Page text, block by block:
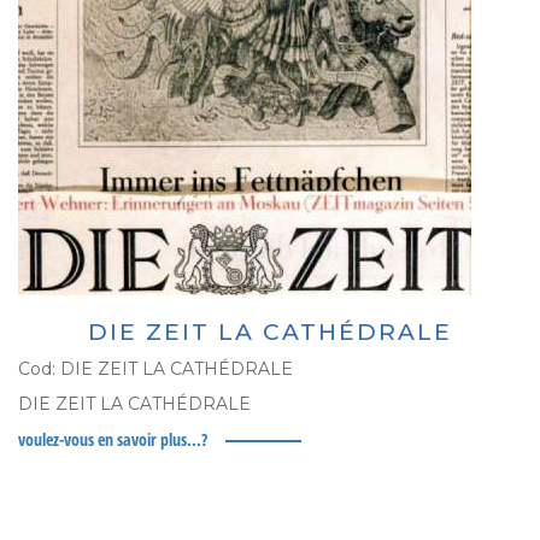
DIE ZEIT LA CATHÉDRALE
Cod: DIE ZEIT LA CATHÉDRALE
DIE ZEIT LA CATHÉDRALE
voulez-vous en savoir plus...?